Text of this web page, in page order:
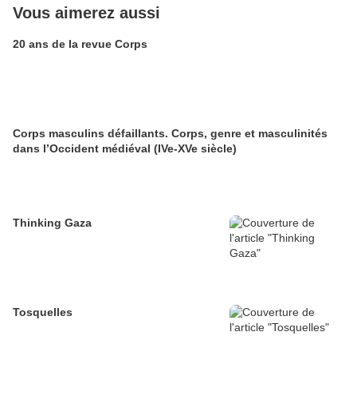
Vous aimerez aussi
20 ans de la revue Corps
Corps masculins défaillants. Corps, genre et masculinités
dans l’Occident médiéval (IVe-XVe siècle)
Thinking Gaza
Tosquelles